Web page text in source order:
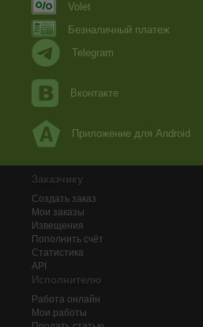
Volet
Безналичный платеж
Telegram
Вконтакте
Приложение для Android
Заказчику
Создать заказ
Мои заказы
Извещения
Пополнить счёт
Статистика
API
Исполнителю
Работа онлайн
Мои работы